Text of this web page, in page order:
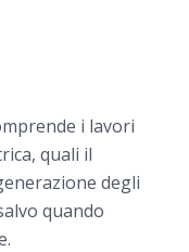
i lavori
quali il
degli
quando